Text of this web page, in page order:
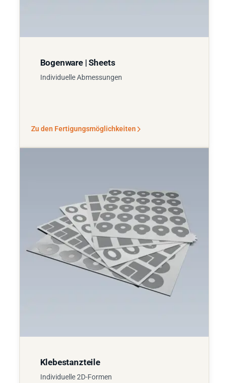
Bogenware | Sheets
Individuelle Abmessungen
Zu den Fertigungsmöglichkeiten
Klebestanzteile
Individuelle 2D-Formen